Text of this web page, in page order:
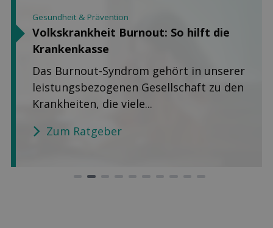
Gesundheit & Prävention
Volkskrankheit Burnout: So hilft die
Kranken­kasse
Das Burnout-Syndrom gehört in unserer
leistungsbezogenen Gesellschaft zu den
Krankheiten, die viele...
Zum Ratgeber